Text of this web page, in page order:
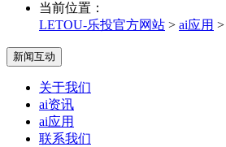
当前位置：
LETOU-乐投官方网站 > ai应用 >
新闻互动
关于我们
ai资讯
ai应用
联系我们